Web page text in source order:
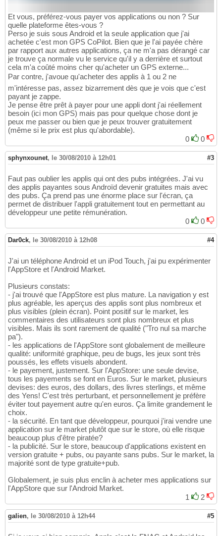
Et vous, préférez-vous payer vos applications ou non ? Sur
quelle plateforme êtes-vous ?
Perso je suis sous Android et la seule application que j'ai
achetée c'est mon GPS CoPilot. Bien que je l'ai payée chère
par rapport aux autres applications, ça ne m'a pas dérangé car
je trouve ça normale vu le service qu'il y a derrière et surtout
cela m'a coûté moins cher qu'acheter un GPS externe...
Par contre, j'avoue qu'acheter des applis à 1 ou 2 ne
m'intéresse pas, assez bizarrement dès que je vois que c'est
payant je zappe.
Je pense être prêt à payer pour une appli dont j'ai réellement
besoin (ici mon GPS) mais pas pour quelque chose dont je
peux me passer ou bien que je peux trouver gratuitement
(même si le prix est plus qu'abordable).
0
0
sphynxounet, le 30/08/2010 à 12h01 #3
Faut pas oublier les applis qui ont des pubs intégrées. J'ai vu
des applis payantes sous Androïd devenir gratuites mais avec
des pubs. Ça prend pas une énorme place sur l'écran, ça
permet de distribuer l'appli gratuitement tout en permettant au
développeur une petite rémunération.
0
0
Dar0ck, le 30/08/2010 à 12h08 #4
J'ai un téléphone Android et un iPod Touch, j'ai pu expérimenter
l'AppStore et l'Android Market.
Plusieurs constats:
- j'ai trouvé que l'AppStore est plus mature. La navigation y est
plus agréable, les aperçus des applis sont plus nombreux et
plus visibles (plein écran). Point positif sur le market, les
commentaires des utilisateurs sont plus nombreux et plus
visibles. Mais ils sont rarement de qualité ("Tro nul sa marche
pa").
- les applications de l'AppStore sont globalement de meilleure
qualité: uniformité graphique, peu de bugs, les jeux sont très
poussés, les effets visuels abondent.
- le payement, justement. Sur l'AppStore: une seule devise,
tous les payements se font en Euros. Sur le market, plusieurs
devises: des euros, des dollars, des livres sterlings, et même
des Yens! C'est très perturbant, et personnellement je préfère
éviter tout payement autre qu'en euros. Ça limite grandement le
choix.
- la sécurité. En tant que développeur, pourquoi j'irai vendre une
application sur le market plutôt que sur le store, où elle risque
beaucoup plus d'être piratée?
- la publicité. Sur le store, beaucoup d'applications existent en
version gratuite + pubs, ou payante sans pubs. Sur le market, la
majorité sont de type gratuite+pub.
Globalement, je suis plus enclin à acheter mes applications sur
l'AppStore que sur l'Android Market.
1
2
galien, le 30/08/2010 à 12h44 #5